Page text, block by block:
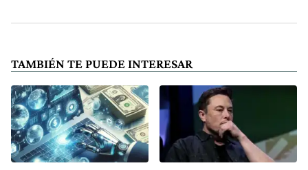
TAMBIÉN TE PUEDE INTERESAR